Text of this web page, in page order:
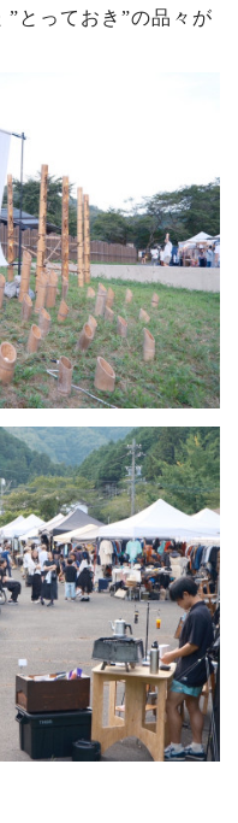
とっておき”の品々が